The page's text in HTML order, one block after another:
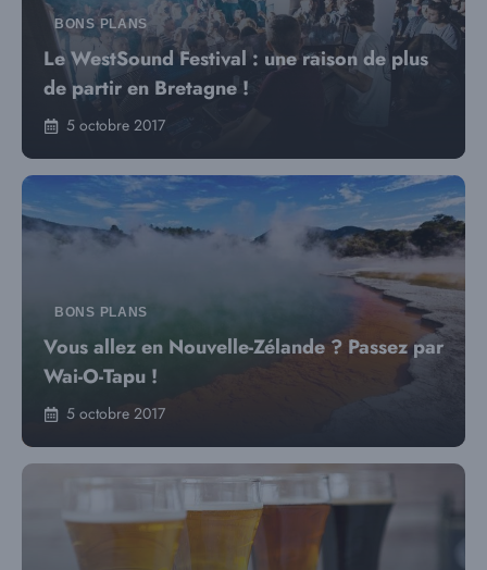
BONS PLANS
Le WestSound Festival : une raison de plus
de partir en Bretagne !
5 octobre 2017
BONS PLANS
Vous allez en Nouvelle-Zélande ? Passez par
Wai-O-Tapu !
5 octobre 2017